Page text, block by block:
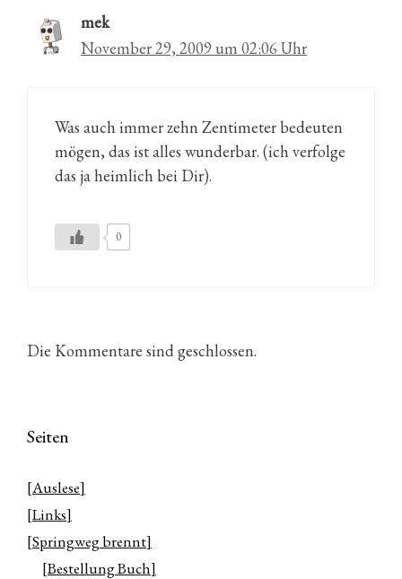
mek
November 29, 2009 um 02:06 Uhr
Was auch immer zehn Zentimeter bedeuten
mögen, das ist alles wunderbar. (ich verfolge
das ja heimlich bei Dir).
0
Die Kommentare sind geschlossen.
Seiten
[Auslese]
[Links]
[Springweg brennt]
[Bestellung Buch]